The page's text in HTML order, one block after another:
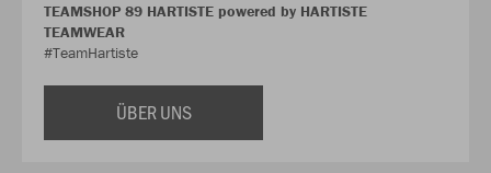
TEAMSHOP 89 HARTISTE powered by HARTISTE
TEAMWEAR
#TeamHartiste
ÜBER UNS